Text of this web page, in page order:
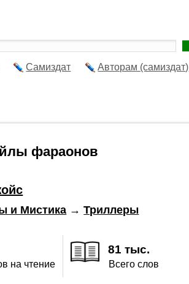
Самиздат Авторам (самиздат)
фараонов
и Мистика →Триллеры
на чтение
81 тыс.
Всего слов